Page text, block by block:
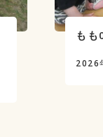
も
2026